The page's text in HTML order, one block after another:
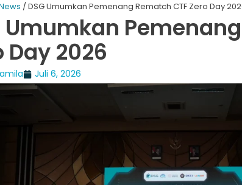
/ DSG Umumkan Pemenang Rematch CTF Zero Day
Umumkan
Day 2026
Juli 6, 2026